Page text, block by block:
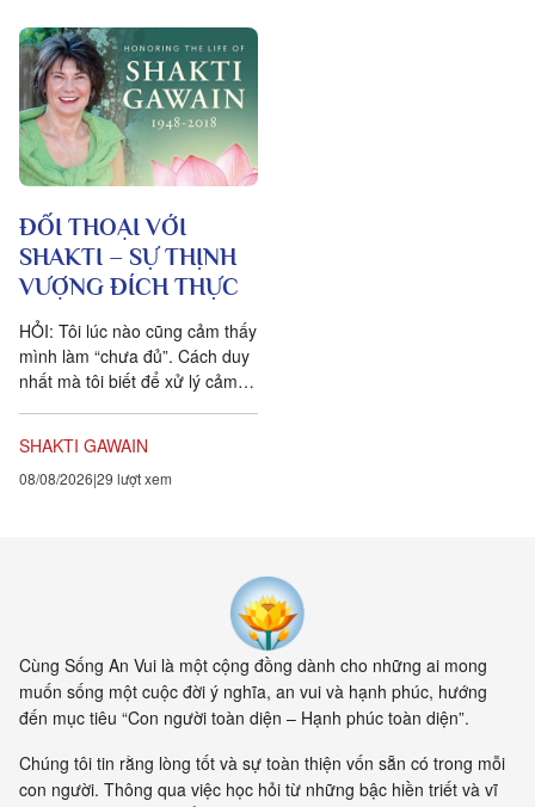
ĐỐI THOẠI VỚI
SHAKTI – SỰ THỊNH
VƯỢNG ĐÍCH THỰC
HỎI: Tôi lúc nào cũng cảm thấy
mình làm “chưa đủ”. Cách duy
nhất mà tôi biết để xử lý cảm
SHAKTI GAWAIN
08/08/2026 29 lượt xem
Cùng Sống An Vui là một cộng đồng dành cho những ai mong
muốn sống một cuộc đời ý nghĩa, an vui và hạnh phúc, hướng
đến mục tiêu “Con người toàn diện – Hạnh phúc toàn diện”.
Chúng tôi tin rằng lòng tốt và sự toàn thiện vốn sẵn có trong mỗi
con người. Thông qua việc học hỏi từ những bậc hiền triết và vĩ